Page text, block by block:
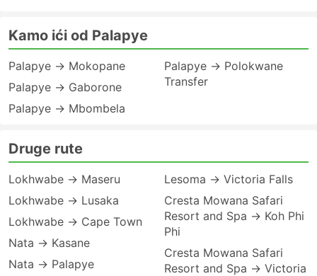
Kamo ići od Palapye
Palapye → Mokopane
Palapye → Gaborone
Palapye → Mbombela
Palapye → Polokwane
Transfer
Druge rute
Lokhwabe → Maseru
Lokhwabe → Lusaka
Lokhwabe → Cape Town
Nata → Kasane
Nata → Palapye
Lesoma → Victoria Falls
Cresta Mowana Safari
Resort and Spa → Koh Phi
Phi
Cresta Mowana Safari
Resort and Spa → Victoria